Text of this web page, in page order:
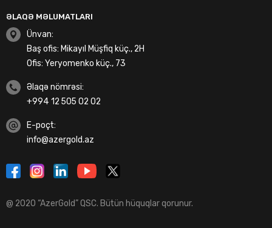
ƏLAQƏ MƏLUMATLARI
Ünvan:
Baş ofis: Mikayıl Müşfiq küç., 2H
Ofis: Yeryomenko küç., 73
Əlaqə nömrəsi:
+994 12 505 02 02
E-poçt:
info@azergold.az
@ 2020 “AzerGold” QSC. Bütün hüquqlar qorunur.